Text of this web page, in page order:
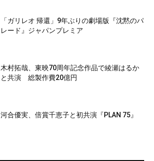
「ガリレオ 帰還」9年ぶりの劇場版『沈黙のパ
レード』ジャパンプレミア
木村拓哉、東映70周年記念作品で綾瀬はるか
と共演 総製作費20億円
河合優実、倍賞千恵子と初共演『PLAN 75』